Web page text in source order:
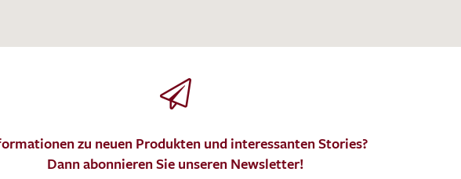
MUSTERANFRAGE SENDEN
zu neuen Produkten und interessanten Stories?
Dann abonnieren Sie unseren Newsletter!